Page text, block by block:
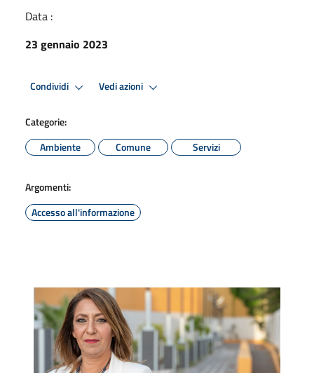
Data :
23 gennaio 2023
Condividi Vedi azioni
Categorie:
Ambiente
Comune Servizi
Argomenti:
Accesso all'informazione